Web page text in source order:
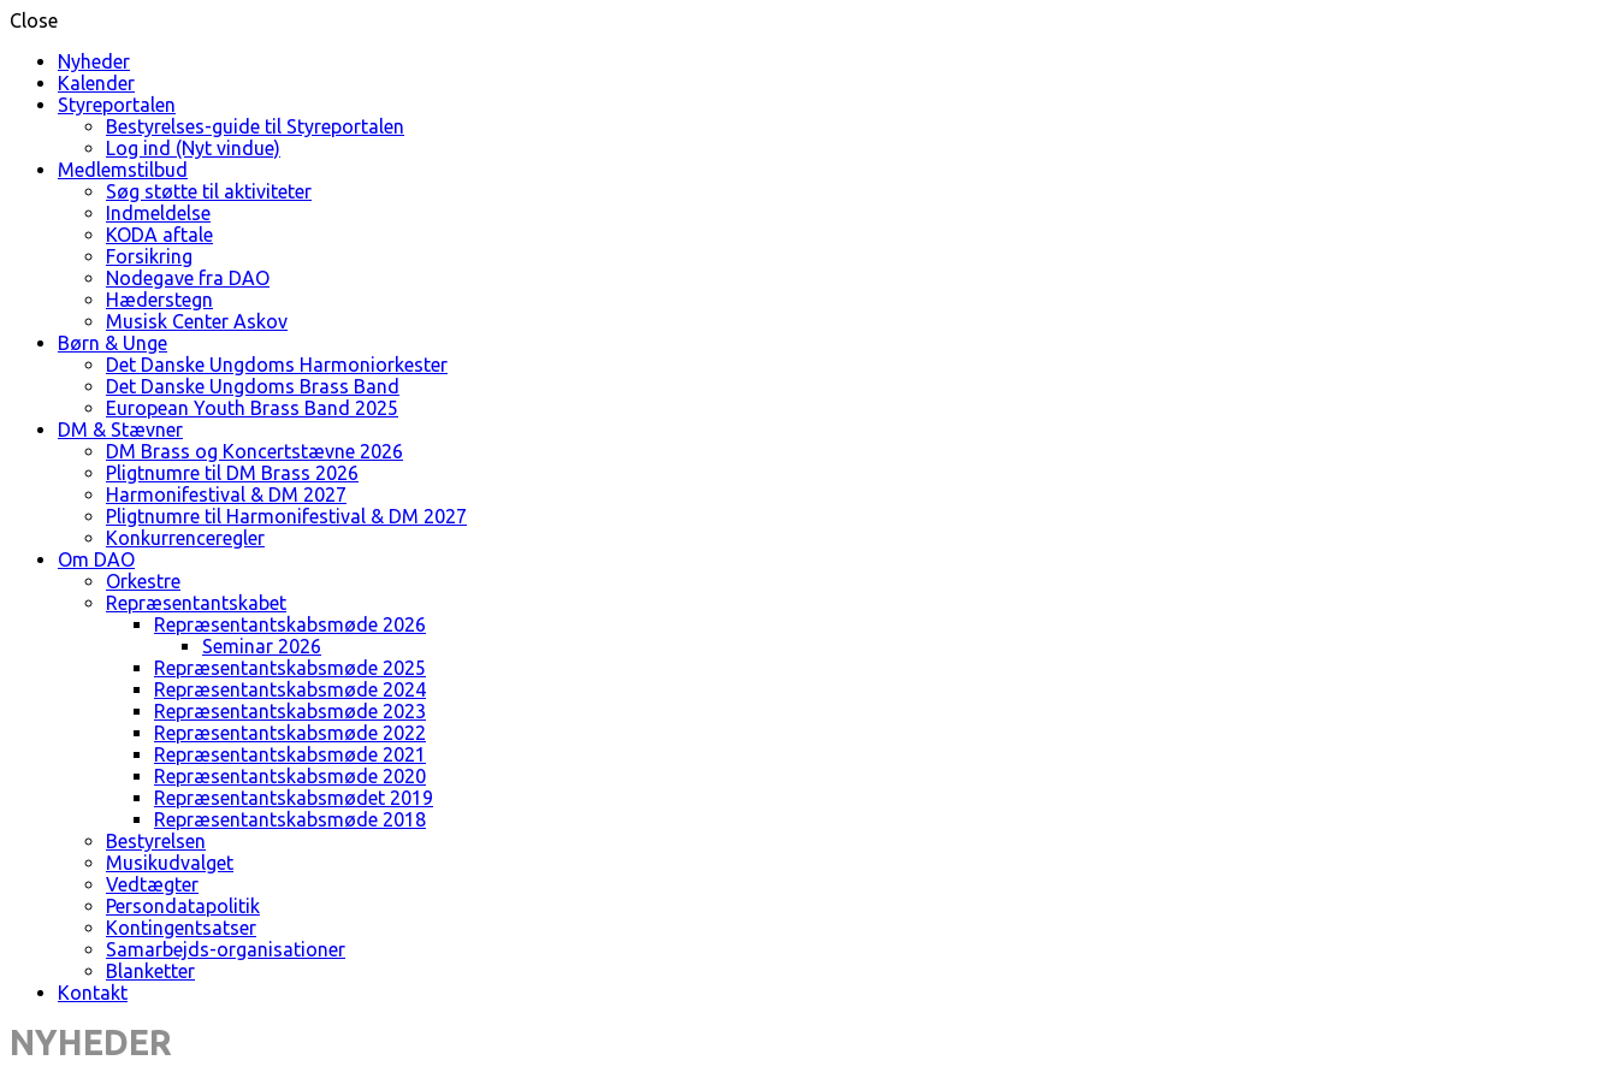
Close
Nyheder
Kalender
Styreportalen
Bestyrelses-guide til Styreportalen
Log ind (Nyt vindue)
Medlemstilbud
Søg støtte til aktiviteter
Indmeldelse
KODA aftale
Forsikring
Nodegave fra DAO
Hæderstegn
Musisk Center Askov
Børn & Unge
Det Danske Ungdoms Harmoniorkester
Det Danske Ungdoms Brass Band
European Youth Brass Band 2025
DM & Stævner
DM Brass og Koncertstævne 2026
Pligtnumre til DM Brass 2026
Harmonifestival & DM 2027
Pligtnumre til Harmonifestival & DM 2027
Konkurrenceregler
Om DAO
Orkestre
Repræsentantskabet
Repræsentantskabsmøde 2026
Seminar 2026
Repræsentantskabsmøde 2025
Repræsentantskabsmøde 2024
Repræsentantskabsmøde 2023
Repræsentantskabsmøde 2022
Repræsentantskabsmøde 2021
Repræsentantskabsmøde 2020
Repræsentantskabsmødet 2019
Repræsentantskabsmøde 2018
Bestyrelsen
Musikudvalget
Vedtægter
Persondatapolitik
Kontingentsatser
Samarbejds-organisationer
Blanketter
Kontakt
NYHEDER